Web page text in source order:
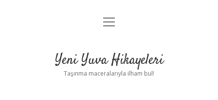
Anasayfa
Yasal Uyarı
menüyü
Yeni Yuva Hikayeleri
Taşınma maceralarıyla ilham bul!